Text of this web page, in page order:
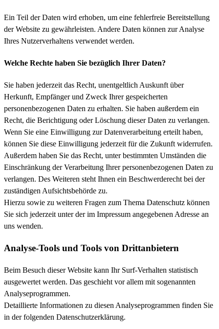
Ein Teil der Daten wird erhoben, um eine fehlerfreie Bereitstellung
der Website zu gewährleisten. Andere Daten können zur Analyse
Ihres Nutzerverhaltens verwendet werden.
Welche Rechte haben Sie bezüglich Ihrer Daten?
Sie haben jederzeit das Recht, unentgeltlich Auskunft über
Herkunft, Empfänger und Zweck Ihrer gespeicherten
personenbezogenen Daten zu erhalten. Sie haben außerdem ein
Recht, die Berichtigung oder Löschung dieser Daten zu verlangen.
Wenn Sie eine Einwilligung zur Datenverarbeitung erteilt haben,
können Sie diese Einwilligung jederzeit für die Zukunft widerrufen.
Außerdem haben Sie das Recht, unter bestimmten Umständen die
Einschränkung der Verarbeitung Ihrer personenbezogenen Daten zu
verlangen. Des Weiteren steht Ihnen ein Beschwerderecht bei der
zuständigen Aufsichtsbehörde zu.
Hierzu sowie zu weiteren Fragen zum Thema Datenschutz können
Sie sich jederzeit unter der im Impressum angegebenen Adresse an
uns wenden.
Analyse-Tools und Tools von Dritt­anbietern
Beim Besuch dieser Website kann Ihr Surf-Verhalten statistisch
ausgewertet werden. Das geschieht vor allem mit sogenannten
Analyseprogrammen.
Detaillierte Informationen zu diesen Analyseprogrammen finden Sie
in der folgenden Datenschutzerklärung.